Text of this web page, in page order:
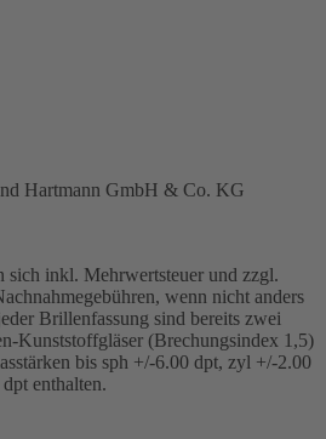
Hartmann GmbH & Co. KG
sich inkl. Mehrwertsteuer und zzgl.
wenn nicht anders
Brillenfassung sind bereits zwei
Kunststoffgläser (Brechungsindex 1,5)
bis sph +/-6.00 dpt, zyl +/-2.00
dpt enthalten.